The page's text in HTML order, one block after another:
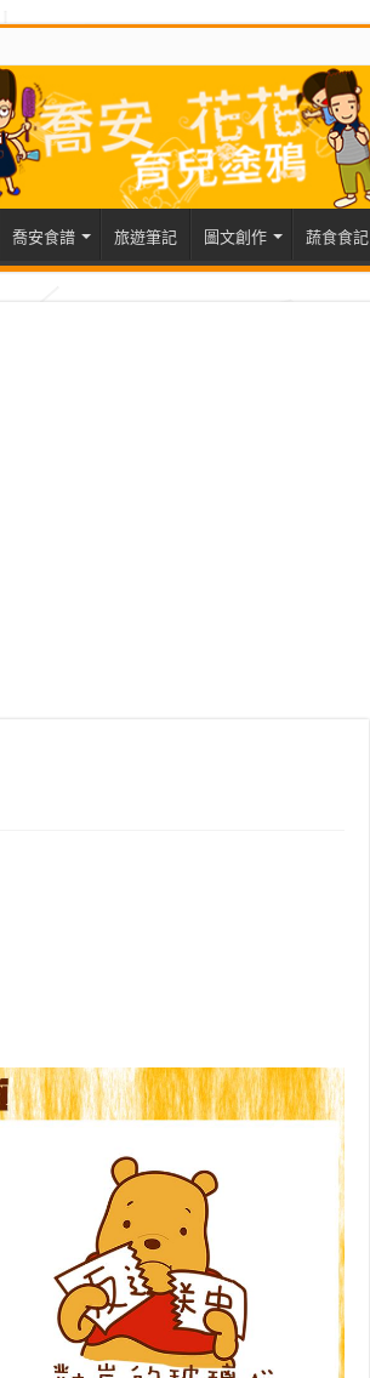
喬安食譜 旅遊筆記 圖文創作 蔬食食記